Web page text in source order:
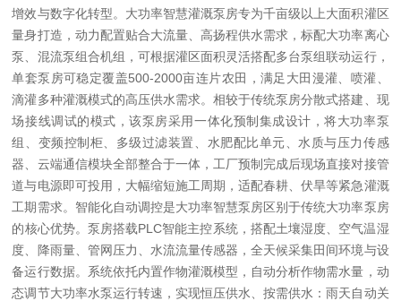
增效与数字化转型。大功率智慧灌溉泵房专为千亩级以上大面积灌区
量身打造，动力配置贴合大流量、高扬程供水需求，标配大功率离心
泵、混流泵组合机组，可根据灌区面积灵活搭配多台泵组联动运行，
单套泵房可稳定覆盖500-2000亩连片农田，满足大田漫灌、喷灌、
滴灌多种灌溉模式的高压供水需求。相较于传统泵房分散式搭建、现
场接线调试的模式，该泵房采用一体化预制集成设计，将大功率泵
组、变频控制柜、多级过滤装置、水肥配比单元、水质与压力传感
器、云端通信模块全部整合于一体，工厂预制完成后现场直接对接管
道与电源即可投用，大幅缩短施工周期，适配春耕、伏旱等紧急灌溉
工期需求。智能化自动调控是大功率智慧泵房区别于传统大功率泵房
的核心优势。泵房搭载PLC智能主控系统，搭配土壤湿度、空气温湿
度、降雨量、管网压力、水流流量传感器，全天候采集田间环境与设
备运行数据。系统依托内置作物灌溉模型，自动分析作物需水量，动
态调节大功率水泵运行转速，实现恒压供水、按需供水：雨天自动关